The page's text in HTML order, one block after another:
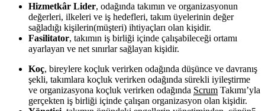
Hizmetkâr Lider, odağında takımın ve organizasyonun
değerleri, ilkeleri ve iş hedefleri, takım üyelerinin değer
sağladığı kişilerin(müşteri) ihtiyaçları olan kişidir.
Fasilitator, takımın iş birliği içinde çalışabileceği ortamı
ayarlayan ve net sınırlar sağlayan kişidir.
Koç, bireylere koçluk verirken odağında düşünce ve davranış
şekli, takımlara koçluk verirken odağında sürekli iyileştirme
ve organizasyona koçluk verirken odağında Scrum Takımı’yla
gerçekten iş birliği içinde çalışan organizasyon olan kişidir.